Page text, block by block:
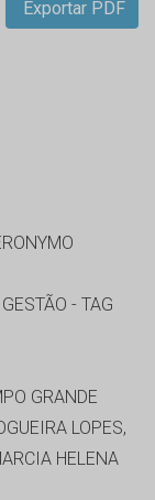
Exportar PDF
- TAG
GRANDE
LOPES,
HELENA